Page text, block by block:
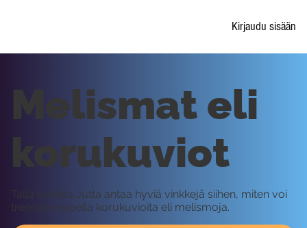
Kirjaudu sisään
Melismat eli
korukuviot
Tällä tunnilla Jutta antaa hyviä vinkkejä siihen, miten voi
treenata nopeita korukuvioita eli melismoja.